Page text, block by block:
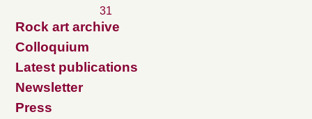
31
Rock art archive
Colloquium
Latest publications
Newsletter
Press